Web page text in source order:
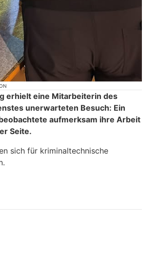
erhielt eine Mitarbeiterin des
unerwarteten Besuch: Ein
aufmerksam ihre Arbeit
Seite.
sich für kriminaltechnische